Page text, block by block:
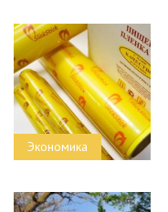
Экономика